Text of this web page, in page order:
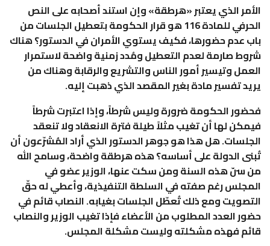
الأمر الذي يعتبر «هرطقة» وإن استند أصحابه على النص
الحرفي للمادة 116 هو قرار الحكومة بتعطيل الجلسات من
باب عدم حضورها، فكيف يستوي الأمران في الدستور؟ هناك
شروط صارمة لعدم التعطيل ومُدد زمنية واضحة لاستمرار
العمل وتيسير أمور الناس والتشريع والرقابة وهناك من
يريد تفسير مادة بغير المقصد الذي ذهبت إليه.
فحضور الحكومة ضرورة وليس شرطاً، وإذا اعتبرت شرطاً
فيمكن لها أن تغيب مثلاً طيلة فترة الانعقاد ولا تنعقد
الجلسات. هل هذا هو جوهر الدستور الذي أراد المُشرّعون أن
تُبنى الدولة على أساسه؟ هذه هرطقة واضحة، وسامح الله
من سنّ هذه السنة ومن سكت عنها، الوزير عضو في
المجلس رغم صفته في السلطة التنفيذية، وأعطي له حقّ
التصويت ومع ذلك تُعطّل الجلسات بغيابه. النصاب قائم في
حضور العدد المطلوب من الأعضاء فإذا تغيب الوزير والنصاب
قائم فهذه مشكلته وليست مشكلة المجلس.